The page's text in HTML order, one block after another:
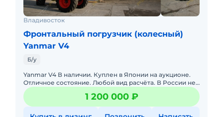
Владивосток
Фронтальный погрузчик (колесный)
Yanmar V4
Б/у
Yanmar V4 В наличии. Куплен в Японии на аукционе.
Отличное состояние. Любой вид расчёта. В России не
работал! Отправляем по всем регионам России.
Технические
1 200 000 ₽